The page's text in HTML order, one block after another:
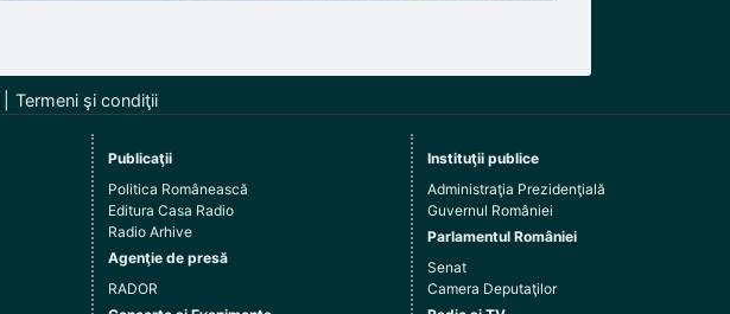
Termeni şi condiţii
Publicaţii
Politica Românească
Editura Casa Radio
Radio Arhive
Agenţie de presă
RADOR
Instituţii publice
Administraţia Prezidenţială
Guvernul României
Parlamentul României
Senat
Camera Deputaţilor